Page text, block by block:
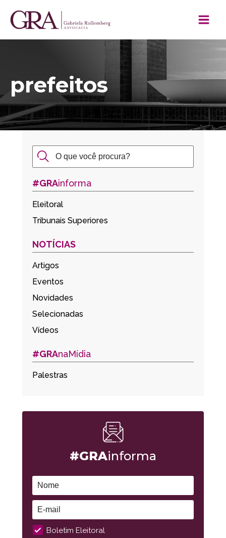
prefeitos
#GRAinforma
Eleitoral
Tribunais Superiores
NOTÍCIAS
Artigos
Eventos
Novidades
Selecionadas
Vídeos
#GRAnaMídia
Palestras
#GRAinforma
Boletim Eleitoral